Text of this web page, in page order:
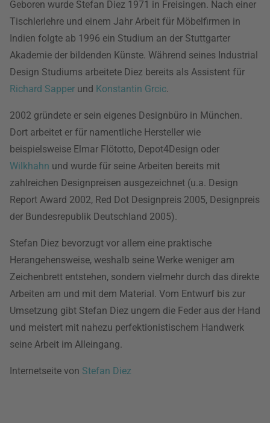
Geboren wurde Stefan Diez 1971 in Freisingen. Nach einer
Tischlerlehre und einem Jahr Arbeit für Möbelfirmen in
Indien folgte ab 1996 ein Studium an der Stuttgarter
Akademie der bildenden Künste. Während seines Industrial
Design Studiums arbeitete Diez bereits als Assistent für
Richard Sapper und Konstantin Grcic.
2002 gründete er sein eigenes Designbüro in München.
Dort arbeitet er für namentliche Hersteller wie
beispielsweise Elmar Flötotto, Depot4Design oder
Wilkhahn und wurde für seine Arbeiten bereits mit
zahlreichen Designpreisen ausgezeichnet (u.a. Design
Report Award 2002, Red Dot Designpreis 2005, Designpreis
der Bundesrepublik Deutschland 2005).
Stefan Diez bevorzugt vor allem eine praktische
Herangehensweise, weshalb seine Werke weniger am
Zeichenbrett entstehen, sondern vielmehr durch das direkte
Arbeiten am und mit dem Material. Vom Entwurf bis zur
Umsetzung gibt Stefan Diez ungern die Feder aus der Hand
und meistert mit nahezu perfektionistischem Handwerk
seine Arbeit im Alleingang.
Internetseite von Stefan Diez